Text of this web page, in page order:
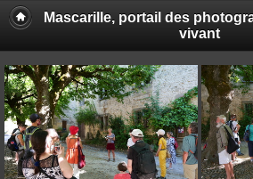
Mascarille, portail des
vivant